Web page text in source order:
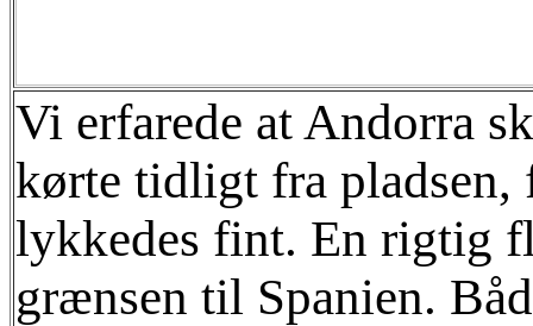
Vi erfarede at Andorra
kørte tidligt fra pladsen,
lykkedes fint. En rigtig
grænsen til Spanien.